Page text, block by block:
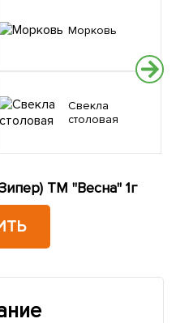
Морковь
Свекла
столовая
ТМ "Весна" 1г